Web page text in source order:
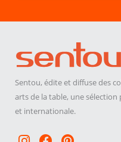
Sentou, édite et diffuse des
arts de la table, une
et internationale.
Instagram
Facebook
Pinterest